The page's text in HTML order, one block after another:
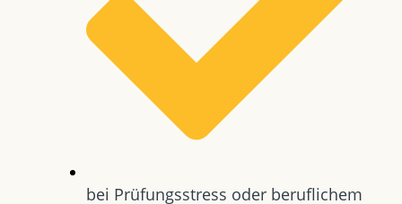
bei Prüfungsstress oder beruflichem